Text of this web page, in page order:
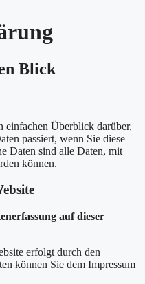
Blick
einfachen Überblick darüber,
passiert, wenn Sie diese
Daten sind alle Daten, mit
können.
auf dieser
erfolgt durch den
können Sie dem Impressum